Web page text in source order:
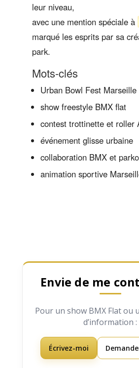
leur niveau,
avec une mention spéciale à
marqué les esprits par sa
park.
Mots-clés
Urban Bowl Fest Marseille
show freestyle BMX flat
contest trottinette et roller
événement glisse urbaine
collaboration BMX et
animation sportive
Envie de me
Pour un show BMX Flat ou
d’information :
Écrivez-moi